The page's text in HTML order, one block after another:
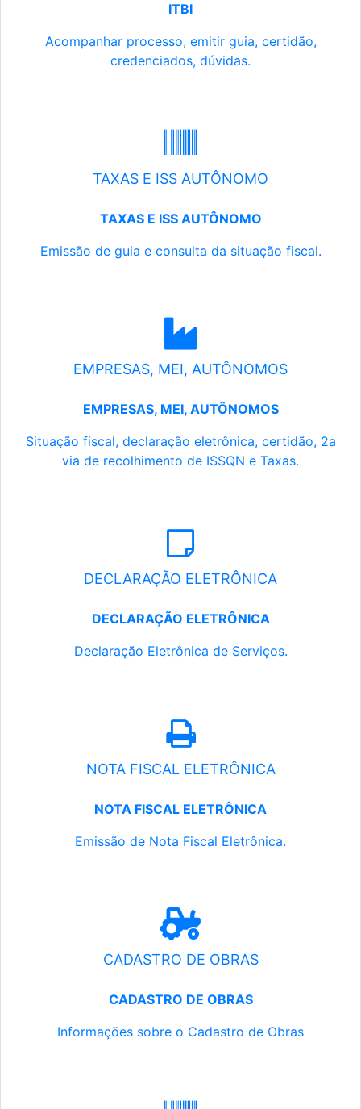
ITBI
Acompanhar processo, emitir guia, certidão,
credenciados, dúvidas.
TAXAS E ISS AUTÔNOMO
TAXAS E ISS AUTÔNOMO
Emissão de guia e consulta da situação fiscal.
EMPRESAS, MEI, AUTÔNOMOS
EMPRESAS, MEI, AUTÔNOMOS
Situação fiscal, declaração eletrônica, certidão, 2a
via de recolhimento de ISSQN e Taxas.
DECLARAÇÃO ELETRÔNICA
DECLARAÇÃO ELETRÔNICA
Declaração Eletrônica de Serviços.
NOTA FISCAL ELETRÔNICA
NOTA FISCAL ELETRÔNICA
Emissão de Nota Fiscal Eletrônica.
CADASTRO DE OBRAS
CADASTRO DE OBRAS
Informações sobre o Cadastro de Obras